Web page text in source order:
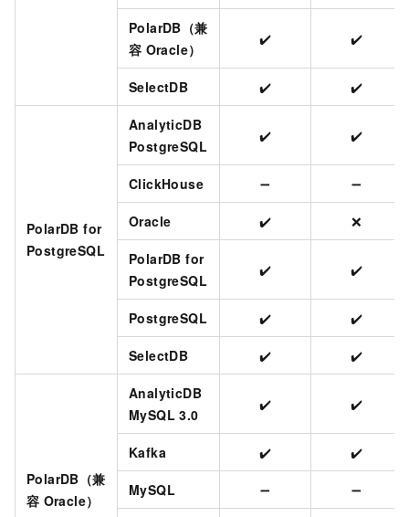
PolarDB（兼
容 Oracle）
✔️ ✔️
SelectDB ✔️ ✔️
PolarDB for
PostgreSQL
AnalyticDB
PostgreSQL
✔️ ✔️
ClickHouse ➖ ➖
Oracle ✔️ ❌
PolarDB for
PostgreSQL
✔️ ✔️
PostgreSQL ✔️ ✔️
SelectDB ✔️ ✔️
PolarDB（兼
容 Oracle）
AnalyticDB
MySQL 3.0
✔️ ✔️
Kafka ✔️ ✔️
MySQL ➖ ➖